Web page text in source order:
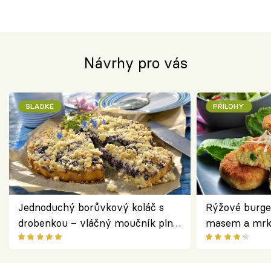
Návrhy pro vás
SLADKÉ
Jednoduchý borůvkový koláč s
drobenkou – vláčný moučník plný
ovoce
PŘÍLOHY
Rýžové
masem a
salátem –